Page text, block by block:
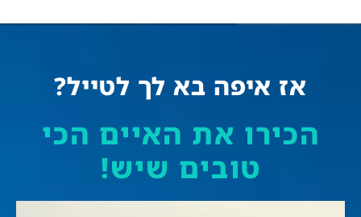
אז איפה בא לך לטייל?
הכירו את האיים הכי
טובים שיש!